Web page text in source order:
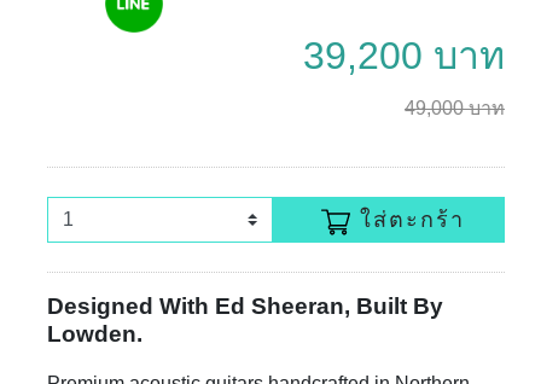
39,200 บาท
49,000 บาท
ใส่ตะกร้า
Designed With Ed Sheeran, Built By
Lowden.